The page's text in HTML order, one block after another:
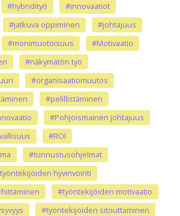
#hybridityö
#innovaatiot
#jatkuva oppiminen
#johtajuus
#monimuotoisuus
#Motivaatio
#näkymätön työ
#organisaatiomuutos
#pelillistäminen
#Pohjoismainen johtajuus
#ROI
#tunnustusohjelmat
hyvinvointi
#työntekijöiden motivaatio
#työntekijöiden sitouttaminen